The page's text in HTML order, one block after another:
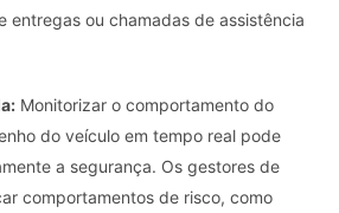
entregas ou chamadas de assistência
Monitorizar o comportamento do
do veículo em tempo real pode
a segurança. Os gestores de
comportamentos de risco, como